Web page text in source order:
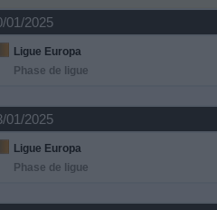
01/2025
Ligue Europa
Phase de ligue
01/2025
Ligue Europa
Phase de ligue